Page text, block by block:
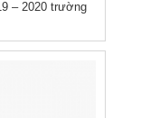
– 2020 trường